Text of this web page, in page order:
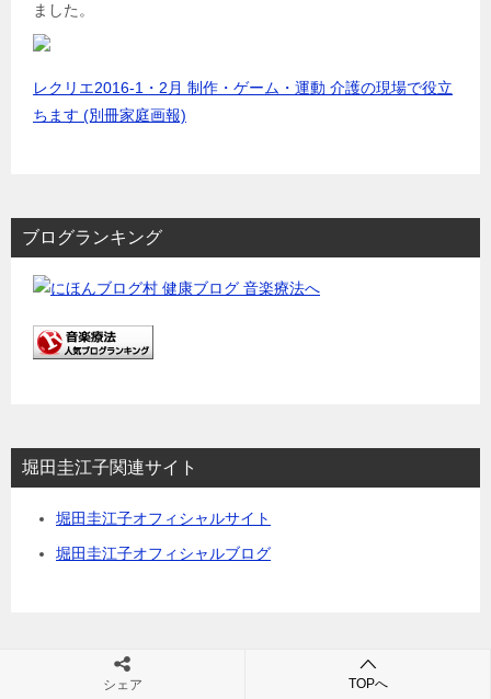
ました。
レクリエ2016-1・2月 制作・ゲーム・運動 介護の現場で役立
ちます (別冊家庭画報)
ブログランキング
堀田圭江子関連サイト
堀田圭江子オフィシャルサイト
堀田圭江子オフィシャルブログ
サイト内検索
シェア TOPへ